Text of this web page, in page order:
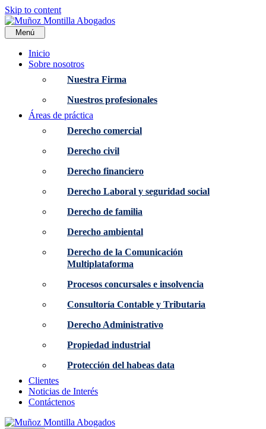
Skip to content
Menú
Inicio
Sobre nosotros
Nuestra Firma
Nuestros profesionales
Áreas de práctica
Derecho comercial
Derecho civil
Derecho financiero
Derecho Laboral y seguridad social
Derecho de familia
Derecho ambiental
Derecho de la Comunicación
Multiplataforma
Procesos concursales e insolvencia
Consultoría Contable y Tributaria
Derecho Administrativo
Propiedad industrial
Protección del habeas data
Clientes
Noticias de Interés
Contáctenos